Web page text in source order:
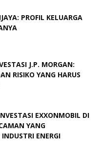
PROFIL KELUARGA
J.P. MORGAN:
RISIKO YANG HARUS
EXXONMOBIL DI
YANG
ENERGI